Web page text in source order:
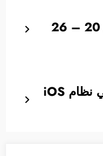
أخبار على الهامش الأسبوع 20 – 26
ما هي الميزات المتوقعة في نظام iOS